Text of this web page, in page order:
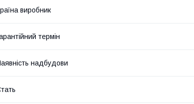
виробник
термін
надбудови